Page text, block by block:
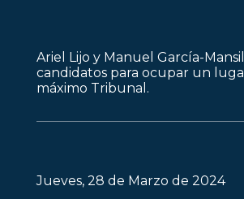
Ariel Lijo y Manuel García-
candidatos para ocupar un
máximo Tribunal.
Jueves, 28 de Marzo de 2024